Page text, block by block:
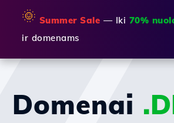
🌞 Summer Sale — Iki 70%
ir domenams
Domenai